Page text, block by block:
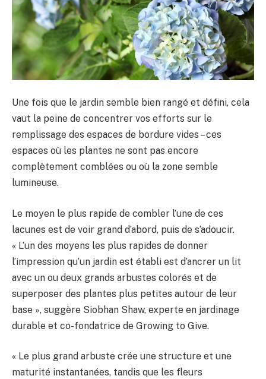
Une fois que le jardin semble bien rangé et défini, cela
vaut la peine de concentrer vos efforts sur le
remplissage des espaces de bordure vides – ces
espaces où les plantes ne sont pas encore
complètement comblées ou où la zone semble
lumineuse.
Le moyen le plus rapide de combler l’une de ces
lacunes est de voir grand d’abord, puis de s’adoucir.
« L’un des moyens les plus rapides de donner
l’impression qu’un jardin est établi est d’ancrer un lit
avec un ou deux grands arbustes colorés et de
superposer des plantes plus petites autour de leur
base », suggère Siobhan Shaw, experte en jardinage
durable et co-fondatrice de Growing to Give.
« Le plus grand arbuste crée une structure et une
maturité instantanées, tandis que les fleurs